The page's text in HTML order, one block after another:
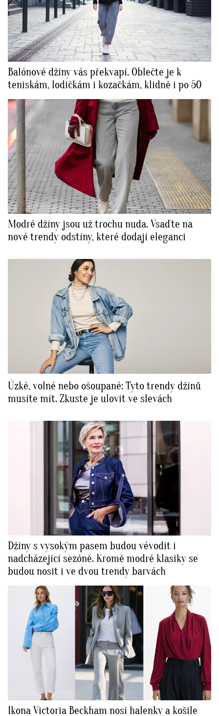
Balónové džíny vás překvapí. Oblečte je k
teniskám, lodičkám i kozačkám, klidně i po 50
Modré džíny jsou už trochu nuda. Vsaďte na
nové trendy odstíny, které dodají eleganci
Úzké, volné nebo ošoupané: Tyto trendy džínů
musíte mít. Zkuste je ulovit ve slevách
Džíny s vysokým pasem budou vévodit i
nadcházející sezóně. Kromě modré klasiky se
budou nosit i ve dvou trendy barvách
Ikona Victoria Beckham nosí halenky a košile